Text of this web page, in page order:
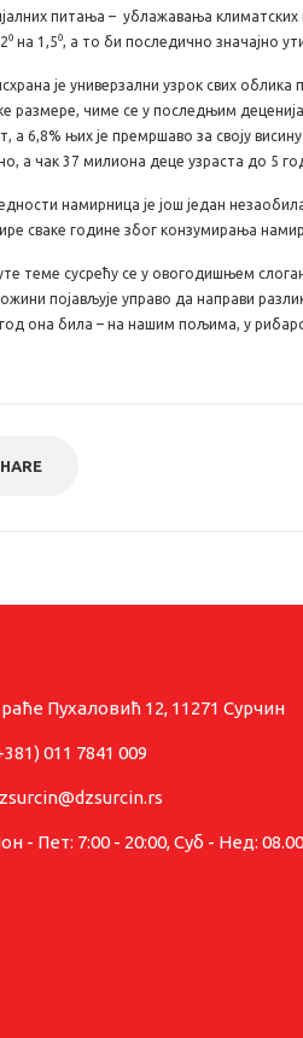
питања – ублажавања
на 1,5⁰, а то би последично значајно
је универзални узрок свих
размере, чиме се у последњим
а 6,8% њих је премршаво за своју
а чак 37 милиона деце узраста до 5
намирница је још један
сваке године због конзумирања
теме сусрећу се у овогодишњем
појављује управо да направи
она била – на нашим пољима, у
Пухаловић 12, 11271 Сурчин
011 7841 009
- Пет: 7:00 - 20:00, Суб - Нед: